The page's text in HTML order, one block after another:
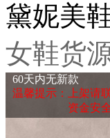
黛妮美
女鞋货
60天内无新款
温馨提示：上架请
资金安